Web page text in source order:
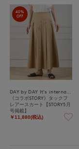
40%
OFF
《コラボSTORY》タックフ
レアースカート【STORY5月
号掲載】
￥11,880(税込)